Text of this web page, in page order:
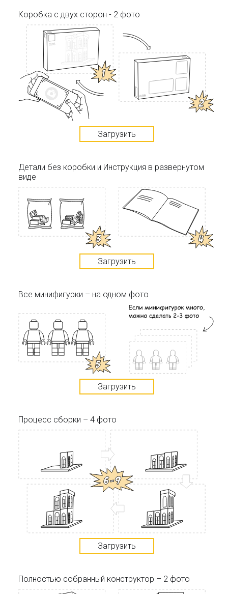
Коробка с двух сторон - 2 фото
Загрузить
Детали без коробки и Инструкция в развернутом
виде
Загрузить
Все минифигурки – на одном фото
Загрузить
Процесс сборки – 4 фото
Загрузить
Полностью собранный конструктор – 2 фото